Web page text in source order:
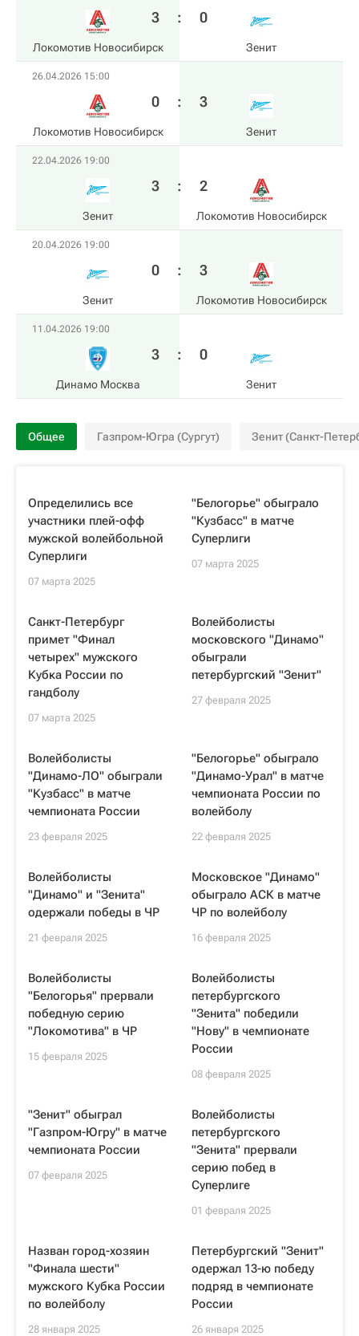
Локомотив Новосибирск
3 : 0
Зенит
26.04.2026 15:00
Локомотив Новосибирск
0 : 3
Зенит
22.04.2026 19:00
Зенит
3 : 2
Локомотив Новосибирск
20.04.2026 19:00
Зенит
0 : 3
Локомотив Новосибирск
11.04.2026 19:00
Динамо Москва
3 : 0
Зенит
Общее Газпром-Югра (Сургут) Зенит (Санкт-
Определились все
участники плей-офф
мужской волейбольной
Суперлиги
07 марта 2025
"Белогорье" обыграло
"Кузбасс" в матче
Суперлиги
07 марта 2025
Санкт-Петербург
примет "Финал
четырех" мужского
Кубка России по
гандболу
07 марта 2025
Волейболисты
московского "Динамо"
обыграли
петербургский "Зенит"
27 февраля 2025
Волейболисты
"Динамо-ЛО" обыграли
"Кузбасс" в матче
чемпионата России
23 февраля 2025
"Белогорье" обыграло
"Динамо-Урал" в матче
чемпионата России по
волейболу
22 февраля 2025
Волейболисты
"Динамо" и "Зенита"
одержали победы в ЧР
21 февраля 2025
Московское "Динамо"
обыграло АСК в матче
ЧР по волейболу
16 февраля 2025
Волейболисты
"Белогорья" прервали
победную серию
"Локомотива" в ЧР
15 февраля 2025
Волейболисты
петербургского
"Зенита" победили
"Нову" в чемпионате
России
08 февраля 2025
"Зенит" обыграл
"Газпром-Югру" в матче
чемпионата России
07 февраля 2025
Волейболисты
петербургского
"Зенита" прервали
серию побед в
Суперлиге
01 февраля 2025
Назван город-хозяин
"Финала шести"
мужского Кубка России
по волейболу
28 января 2025
Петербургский "Зенит"
одержал 13-ю победу
подряд в чемпионате
России
26 января 2025